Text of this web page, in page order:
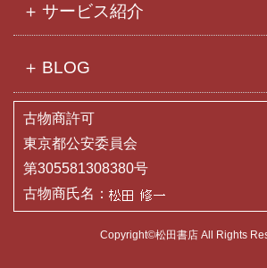
サービス紹介
BLOG
古物商許可
東京都公安委員会
第305581308380号
古物商氏名：
Copyright©松田書店 All Rights